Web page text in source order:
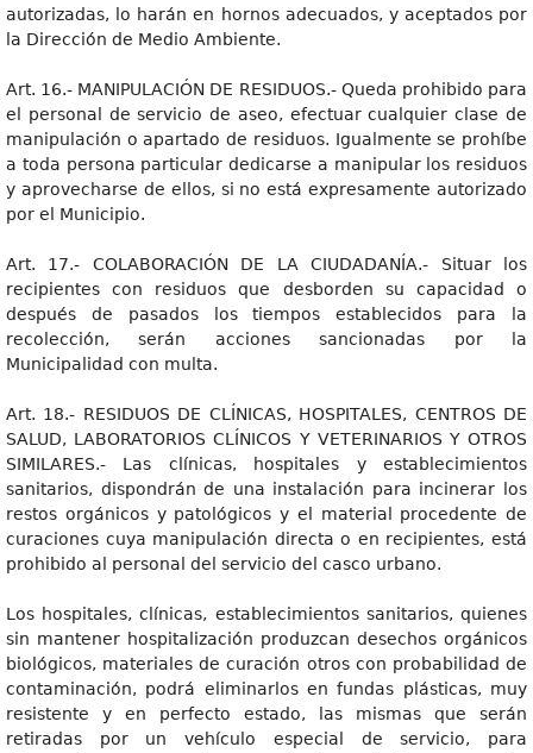
autorizadas, lo harán en hornos adecuados, y aceptados por
la Dirección de Medio Ambiente.
Art. 16.- MANIPULACIÓN DE RESIDUOS.- Queda prohibido para
el personal de servicio de aseo, efectuar cualquier clase de
manipulación o apartado de residuos. Igualmente se prohíbe
a toda persona particular dedicarse a manipular los residuos
y aprovecharse de ellos, si no está expresamente autorizado
por el Municipio.
Art. 17.- COLABORACIÓN DE LA CIUDADANÍA.- Situar los
recipientes con residuos que desborden su capacidad o
después de pasados los tiempos establecidos para la
recolección, serán acciones sancionadas por la
Municipalidad con multa.
Art. 18.- RESIDUOS DE CLÍNICAS, HOSPITALES, CENTROS DE
SALUD, LABORATORIOS CLÍNICOS Y VETERINARIOS Y OTROS
SIMILARES.- Las clínicas, hospitales y establecimientos
sanitarios, dispondrán de una instalación para incinerar los
restos orgánicos y patológicos y el material procedente de
curaciones cuya manipulación directa o en recipientes, está
prohibido al personal del servicio del casco urbano.
Los hospitales, clínicas, establecimientos sanitarios, quienes
sin mantener hospitalización produzcan desechos orgánicos
biológicos, materiales de curación otros con probabilidad de
contaminación, podrá eliminarlos en fundas plásticas, muy
resistente y en perfecto estado, las mismas que serán
retiradas por un vehículo especial de servicio, para